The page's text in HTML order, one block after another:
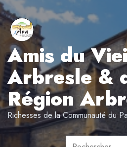
Aller
au
contenu
Amis du
Arbresle &
Région
Richesses de la Communauté du
Rechercher :